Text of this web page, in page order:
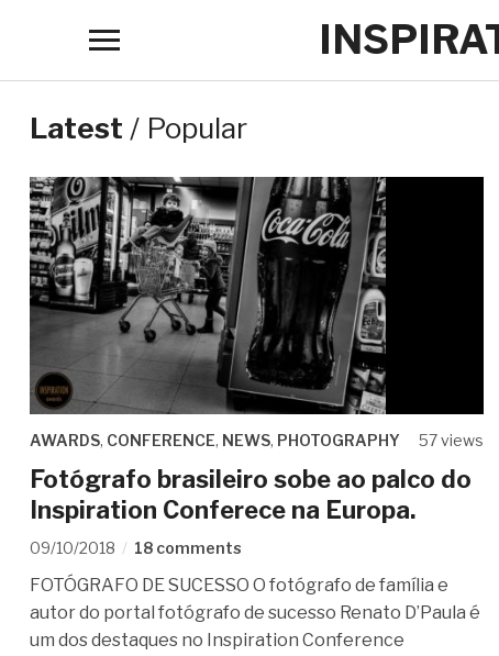
Toggle
navigation
Latest / Popular
AWARDS, CONFERENCE, NEWS, PHOTOGRAPHY 57 views
Fotógrafo brasileiro sobe ao palco do
Inspiration Conferece na Europa.
09/10/2018 18 comments
FOTÓGRAFO DE SUCESSO O fotógrafo de família e
autor do portal fotógrafo de sucesso Renato D’Paula é
um dos destaques no Inspiration Conference